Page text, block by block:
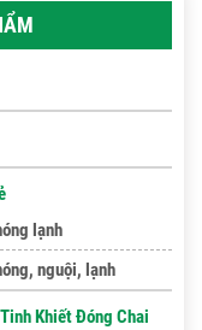
lạnh
nguội, lạnh
Khiết Đóng Chai